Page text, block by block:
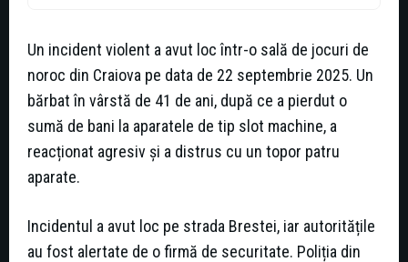
Un incident violent a avut loc într-o sală de jocuri de
noroc din Craiova pe data de 22 septembrie 2025. Un
bărbat în vârstă de 41 de ani, după ce a pierdut o
sumă de bani la aparatele de tip slot machine, a
reacționat agresiv și a distrus cu un topor patru
aparate.
Incidentul a avut loc pe strada Brestei, iar autoritățile
au fost alertate de o firmă de securitate. Poliția din